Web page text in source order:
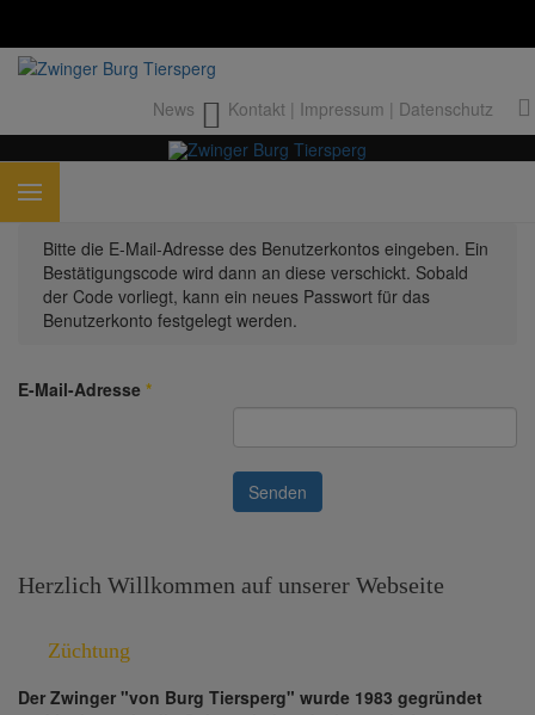
News Kontakt | Impressum | Datenschutz
Bitte die E-Mail-Adresse des Benutzerkontos eingeben. Ein
Bestätigungscode wird dann an diese verschickt. Sobald
der Code vorliegt, kann ein neues Passwort für das
Benutzerkonto festgelegt werden.
E-Mail-Adresse *
Senden
Herzlich Willkommen auf unserer Webseite
Züchtung
Der Zwinger "von Burg Tiersperg" wurde 1983 gegründet